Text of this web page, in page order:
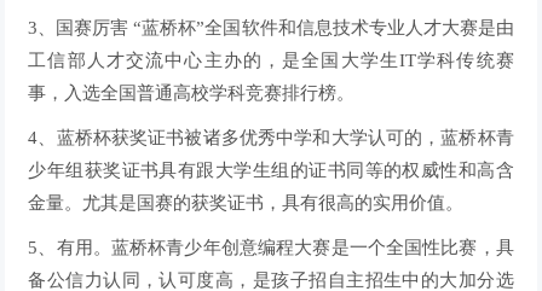
3、国赛厉害 “蓝桥杯”全国软件和信息技术专业人才大赛是由
工信部人才交流中心主办的，是全国大学生IT学科传统赛
事，入选全国普通高校学科竞赛排行榜。
4、蓝桥杯获奖证书被诸多优秀中学和大学认可的，蓝桥杯青
少年组获奖证书具有跟大学生组的证书同等的权威性和高含
金量。尤其是国赛的获奖证书，具有很高的实用价值。
5、有用。蓝桥杯青少年创意编程大赛是一个全国性比赛，具
备公信力认同，认可度高，是孩子招自主招生中的大加分选